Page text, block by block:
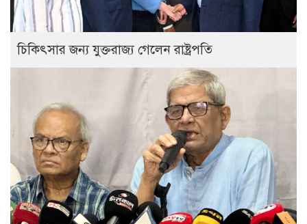
চিকিৎসার জন্য যুক্তরাজ্য গেলেন রাষ্ট্রপতি